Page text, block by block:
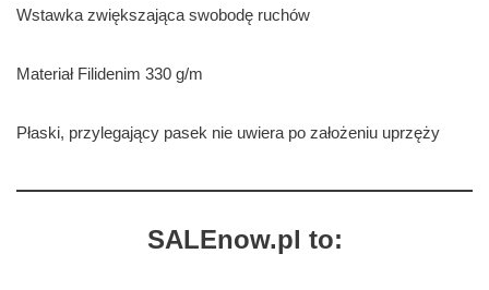
Wstawka zwiększająca swobodę ruchów
Materiał Filidenim 330 g/m
Płaski, przylegający pasek nie uwiera po założeniu uprzęży
SALEnow.pl to: